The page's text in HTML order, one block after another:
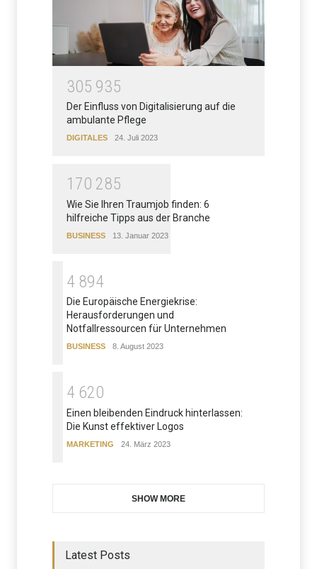
305 935
Der Einfluss von Digitalisierung auf die
ambulante Pflege
DIGITALES 24. Juli 2023
1 70 285
Wie Sie Ihren Traumjob finden: 6
hilfreiche Tipps aus der Branche
BUSINESS 13. Januar 2023
4 894
Die Europäische Energiekrise:
Herausforderungen und
Notfallressourcen für Unternehmen
BUSINESS 8. August 2023
4 620
Einen bleibenden Eindruck hinterlassen:
Die Kunst effektiver Logos
MARKETING 24. März 2023
SHOW MORE
Latest Posts